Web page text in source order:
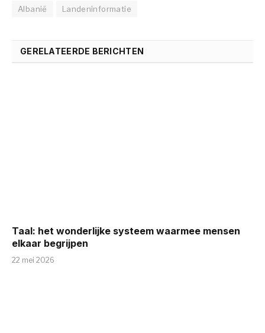
Albanië Landeninformatie
GERELATEERDE BERICHTEN
Taal: het wonderlijke systeem waarmee mensen
elkaar begrijpen
22 mei 2026